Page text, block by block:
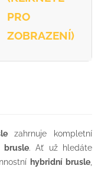
PRO
ZOBRAZENÍ)
zahrnuje kompletní
brusle. Ať už hledáte
hybridní brusle